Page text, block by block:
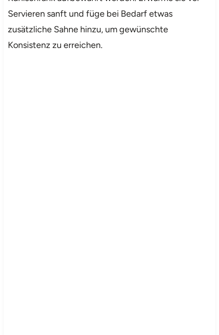
Servieren sanft und füge bei Bedarf etwas
zusätzliche Sahne hinzu, um gewünschte
Konsistenz zu erreichen.